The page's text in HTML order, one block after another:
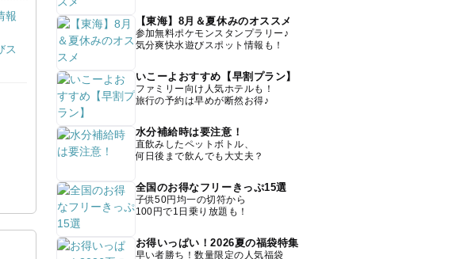
報
ス
【東海】8月＆夏休みのオススメ
参加無料ポケモンスタンプラリー♪
気分爽快水遊びスポット情報も！
いこーよおすすめ【早割プラン】
ファミリー向け人気ホテルも！
旅行の予約は早めが断然お得♪
水分補給時は要注意！
直飲みしたペットボトル、
何日後まで飲んでも大丈夫？
全国のお得なフリーきっぷ15選
子供50円均一の切符から
100円で1日乗り放題も！
お得いっぱい！2026夏の福袋特集
早い者勝ち！数量限定の人気福袋